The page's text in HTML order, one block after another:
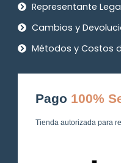
Representante
Cambios y
Métodos y Costos
Pago 100%
Tienda autorizada para